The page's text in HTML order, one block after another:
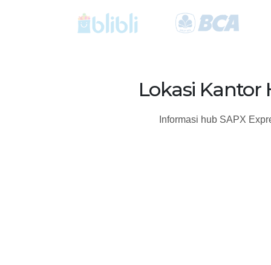
Lokasi Kantor
Informasi hub SAPX